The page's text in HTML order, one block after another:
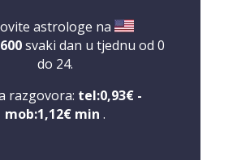
astrologe na
svaki dan u tjednu od 0
do 24.
razgovora: tel:0,93€ -
mob:1,12€ min .